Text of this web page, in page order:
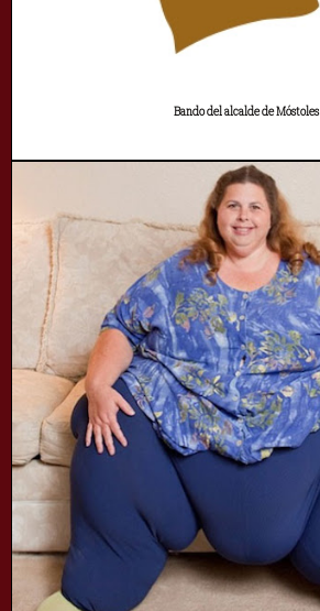
Bando del alcalde de Móstoles